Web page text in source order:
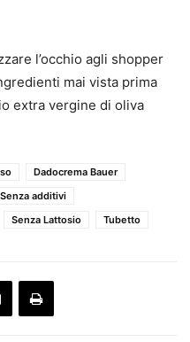
l’occhio agli shopper
mai vista prima
extra vergine di oliva
Dadocrema Bauer
Senza additivi
Senza Lattosio Tubetto